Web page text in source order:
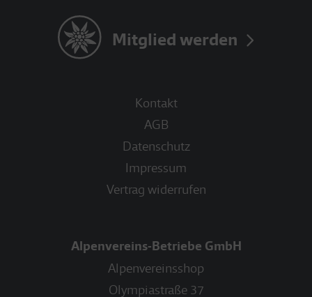
Kontakt
AGB
Datenschutz
Impressum
Vertrag widerrufen
Alpenvereins-Betriebe GmbH
Alpenvereinsshop
Olympiastraße 37
Mitglied werden